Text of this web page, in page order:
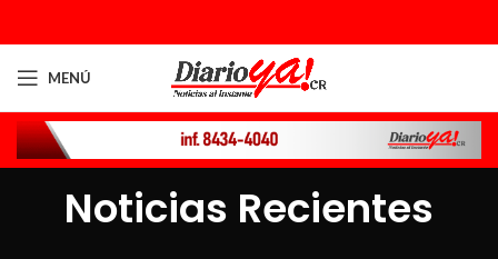
MENÚ
Noticias Recientes